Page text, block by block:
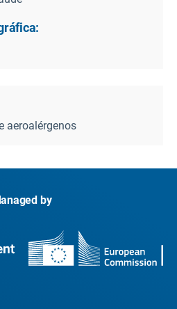
aeroalérgenos
by